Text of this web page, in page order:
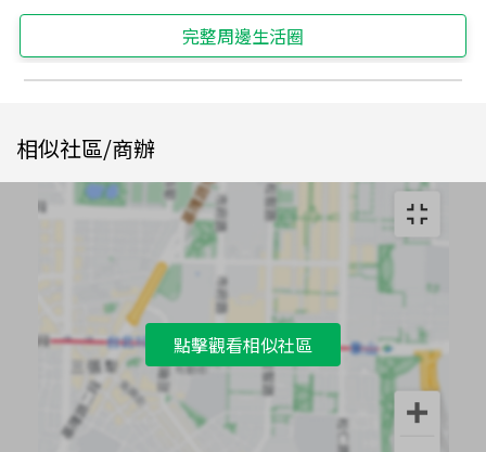
完整周邊生活圈
相似社區/商辦
點擊觀看相似社區